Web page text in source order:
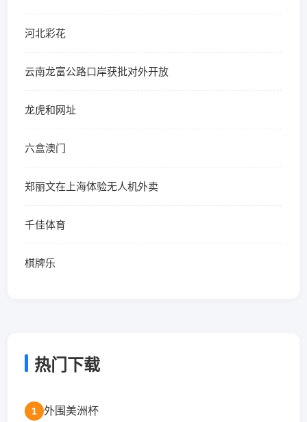
河北彩花
云南龙富公路口岸获批对外开放
龙虎和网址
六盒澳门
郑丽文在上海体验无人机外卖
千佳体育
棋牌乐
热门下载
1 外围美洲杯